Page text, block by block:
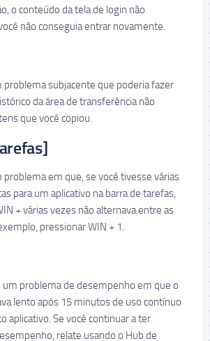
o conteúdo da tela de login não
não conseguia entrar novamente.
problema subjacente que poderia fazer
da área de transferência não
que você copiou.
problema em que, se você tivesse várias
para um aplicativo na barra de tarefas,
+ várias vezes não alternava entre as
pressionar WIN + 1.
um problema de desempenho em que o
lento após 15 minutos de uso contínuo
aplicativo. Se você continuar a ter
relate usando o Hub de